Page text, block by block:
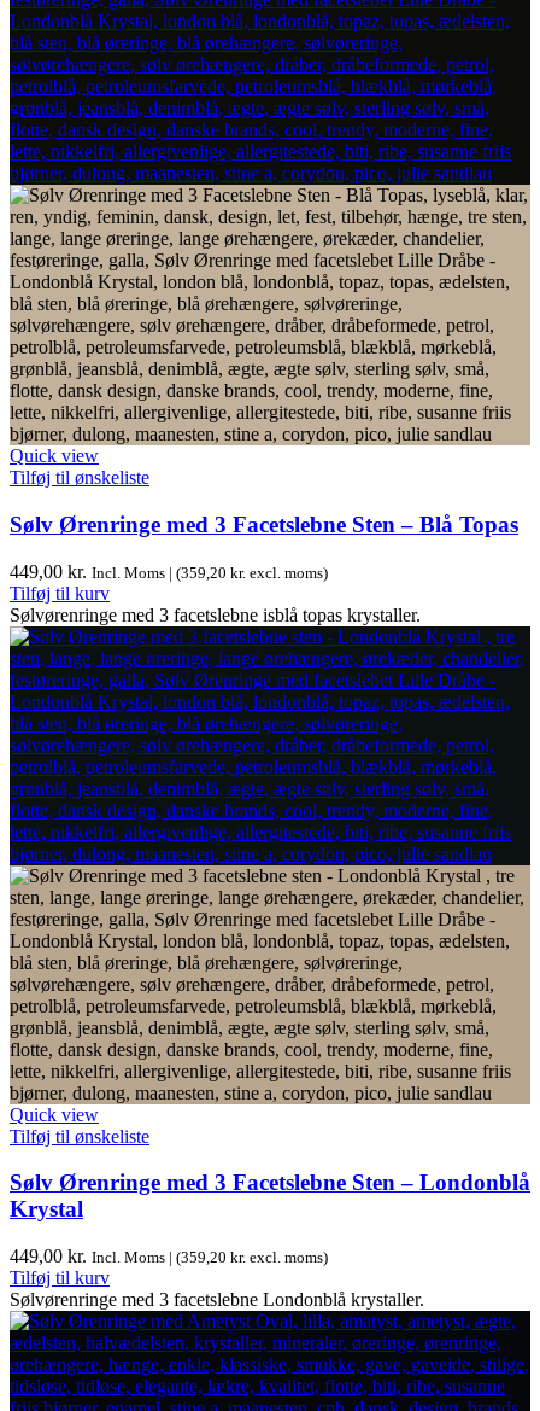
Quick view
Tilføj til ønskeliste
Sølv Ørenringe med 3 Facetslebne Sten – Blå Topas
449,00 kr. Incl. Moms | (359,20 kr. excl. moms)
Tilføj til kurv
Sølvørenringe med 3 facetslebne isblå topas krystaller.
Quick view
Tilføj til ønskeliste
Sølv Ørenringe med 3 Facetslebne Sten – Londonblå
Krystal
449,00 kr. Incl. Moms | (359,20 kr. excl. moms)
Tilføj til kurv
Sølvørenringe med 3 facetslebne Londonblå krystaller.